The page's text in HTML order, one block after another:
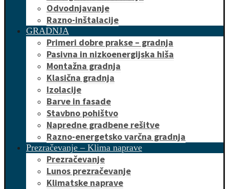
Odvodnjavanje
Razno-inštalacije
GRADNJA
Primeri dobre prakse – gradnja
Pasivna in nizkoenergijska hiša
Montažna gradnja
Klasična gradnja
Izolacije
Barve in fasade
Stavbno pohištvo
Napredne gradbene rešitve
Razno-energetsko varčna gradnja
Prezračevanje – Klima naprave
Prezračevanje
Lunos prezračevanje
Klimatske naprave